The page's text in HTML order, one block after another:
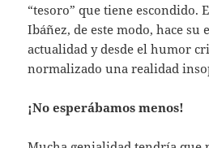
“tesoro” que tiene escondido.
Ibáñez, de este modo, hace su
actualidad y desde el humor
normalizado una realidad
¡No esperábamos menos!